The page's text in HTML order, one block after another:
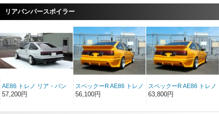
リアバンパースポイラー
AE86 トレノ リア・バン
パースポイラー後期純正
57,200円
スペックーR AE86 トレノ
リアバンパースポイラー
56,100円
スペックーR AE86 トレノ
リアバンパースポイラー
63,800円